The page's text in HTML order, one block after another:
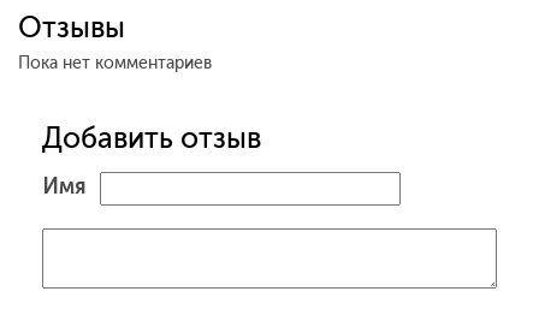
Отзывы
Пока нет комментариев
Добавить отзыв
Имя